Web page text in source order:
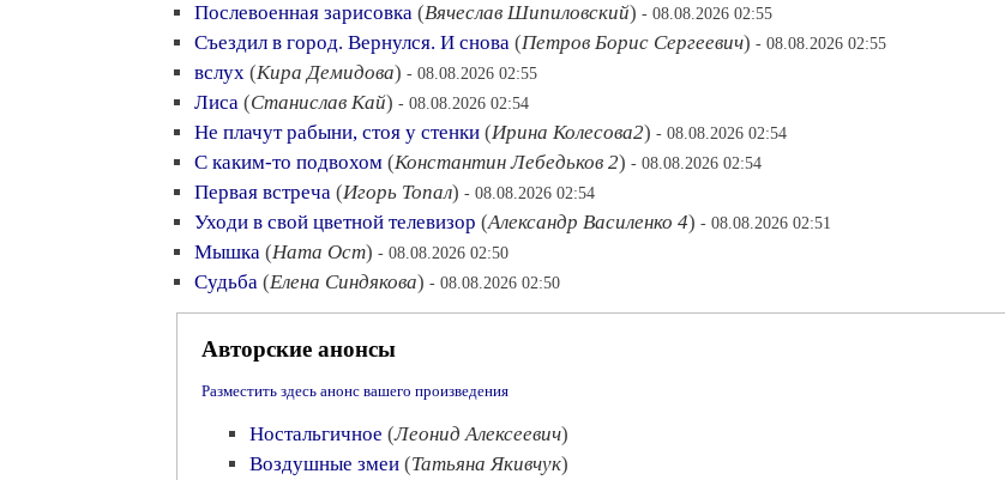
Послевоенная зарисовка (Вячеслав Шипиловский) - 08.08.2026 02:55
Съездил в город. Вернулся. И снова (Петров Борис Сергеевич) - 08.08.2026 02:55
вслух (Кира Демидова) - 08.08.2026 02:55
Лиса (Станислав Кай) - 08.08.2026 02:54
Не плачут рабыни, стоя у стенки (Ирина Колесова2) - 08.08.2026 02:54
С каким-то подвохом (Константин Лебедьков 2) - 08.08.2026 02:54
Первая встреча (Игорь Топал) - 08.08.2026 02:54
Уходи в свой цветной телевизор (Александр Василенко 4) - 08.08.2026 02:51
Мышка (Ната Ост) - 08.08.2026 02:50
Судьба (Елена Синдякова) - 08.08.2026 02:50
Авторские анонсы
Разместить здесь анонс вашего произведения
Ностальгичное (Леонид Алексеевич)
Воздушные змеи (Татьяна Якивчук)